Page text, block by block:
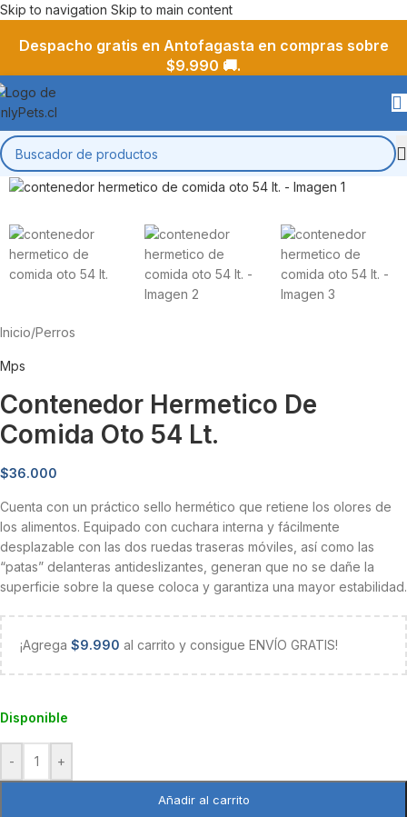
Skip to navigation Skip to main content
Despacho gratis en Antofagasta en compras sobre
$9.990 🚚.
Inicio/Perros
Mps
Contenedor Hermetico De
Comida Oto 54 Lt.
$36.000
Cuenta con un práctico sello hermético que retiene los olores de
los alimentos. Equipado con cuchara interna y fácilmente
desplazable con las dos ruedas traseras móviles, así como las
“patas” delanteras antideslizantes, generan que no se dañe la
superficie sobre la quese coloca y garantiza una mayor estabilidad.
¡Agrega $9.990 al carrito y consigue ENVÍO GRATIS!
Disponible
- +
Añadir al carrito